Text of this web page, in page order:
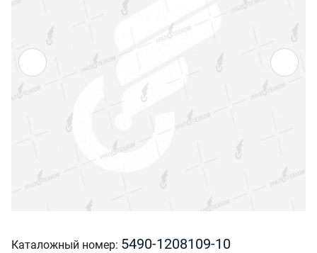
Каталожный номер 5490-1208109-10